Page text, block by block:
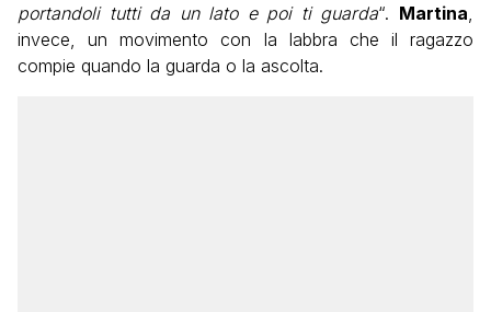
portandoli tutti da un lato e poi ti guarda“. Martina
invece, un movimento con la labbra che il ragazzo
compie quando la guarda o la ascolta.